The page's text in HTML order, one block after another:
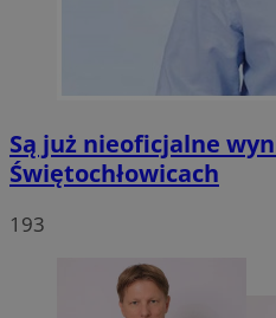
Są już nieoficjalne
Świętochłowicach
193